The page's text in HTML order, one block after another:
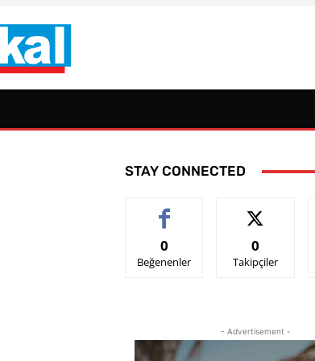
STAY CONNECTED
0
Beğenenler
0
Takipçiler
- Advertisement -